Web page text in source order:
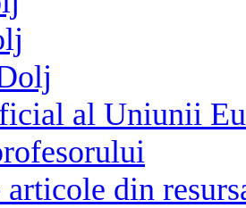
al Uniunii
din